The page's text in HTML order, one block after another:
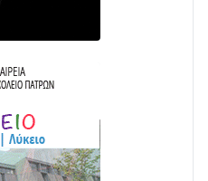
Δωρίδας:
στο Λυγιά Ναυπάκτου